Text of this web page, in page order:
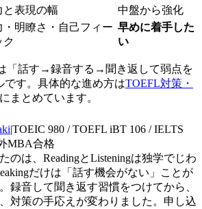
と表現の幅 中盤から強化
・明瞭さ・自己フィー
ク
早めに着手した
い
「話す→録音する→聞き返して弱点を
です。具体的な進め方はTOEFL対策・
にまとめています。
|TOEIC 980 / TOEFL iBT 106 / IELTS
MBA合格
のは、ReadingとListeningは独学でじわ
だけは「話す機会がない」ことが
録音して聞き返す習慣をつけてから、
対策の手応えが変わりました。申し込